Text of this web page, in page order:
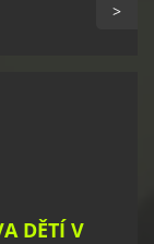
>
DĚTÍ V